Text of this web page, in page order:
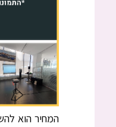
המחיר הוא